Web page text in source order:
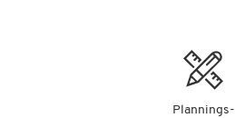
Plannings-